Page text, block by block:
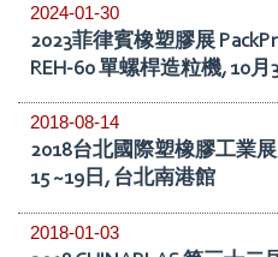
2024-01-30
2023菲律賓橡塑膠展
REH-60 單螺桿造粒機, 10
2018-08-14
2018台北國際塑橡膠工業展
15 ~19日, 台北南港館
2018-01-03